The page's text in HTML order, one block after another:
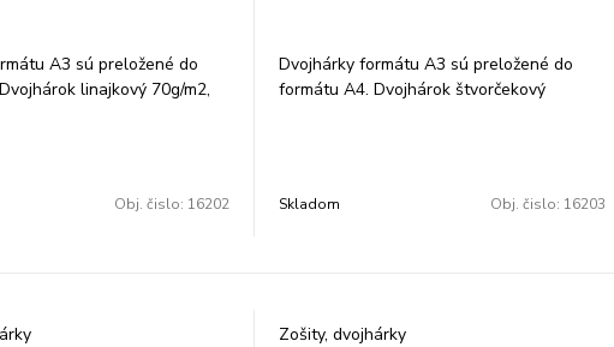
A3 sú preložené do
linajkový 70g/m2,
Obj. čislo: 16202
Dvojhárky formátu A3 sú preložené do
formátu A4. Dvojhárok štvorčekový
Skladom Obj. čislo: 16203
Zošity, dvojhárky